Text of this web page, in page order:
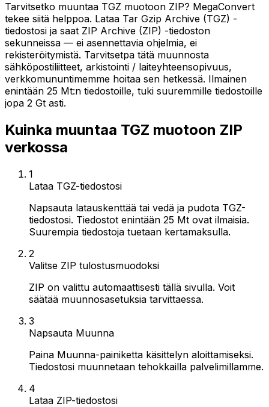
Tarvitsetko muuntaa TGZ muotoon ZIP? MegaConvert
tekee siitä helppoa. Lataa Tar Gzip Archive (TGZ) -
tiedostosi ja saat ZIP Archive (ZIP) -tiedoston
sekunneissa — ei asennettavia ohjelmia, ei
rekisteröitymistä. Tarvitsetpa tätä muunnosta
sähköpostiliitteet, arkistointi / laiteyhteensopivuus,
verkkomununtimemme hoitaa sen hetkessä. Ilmainen
enintään 25 Mt:n tiedostoille, tuki suuremmille tiedostoille
jopa 2 Gt asti.
Kuinka muuntaa TGZ muotoon ZIP
verkossa
1
Lataa TGZ-tiedostosi
Napsauta latauskenttää tai vedä ja pudota TGZ-
tiedostosi. Tiedostot enintään 25 Mt ovat ilmaisia.
Suurempia tiedostoja tuetaan kertamaksulla.
2
Valitse ZIP tulostusmuodoksi
ZIP on valittu automaattisesti tällä sivulla. Voit
säätää muunnosasetuksia tarvittaessa.
3
Napsauta Muunna
Paina Muunna-painiketta käsittelyn aloittamiseksi.
Tiedostosi muunnetaan tehokkailla palvelimillamme.
4
Lataa ZIP-tiedostosi